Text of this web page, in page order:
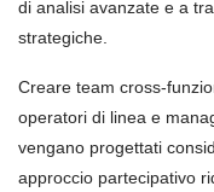
di analisi avanzate e a
strategiche.
Creare team cross-
operatori di linea e
vengano progettati
approccio partecipativo